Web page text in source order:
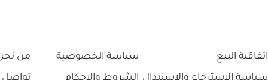
اتفاقية البيع
سياسة الخصوصية
من